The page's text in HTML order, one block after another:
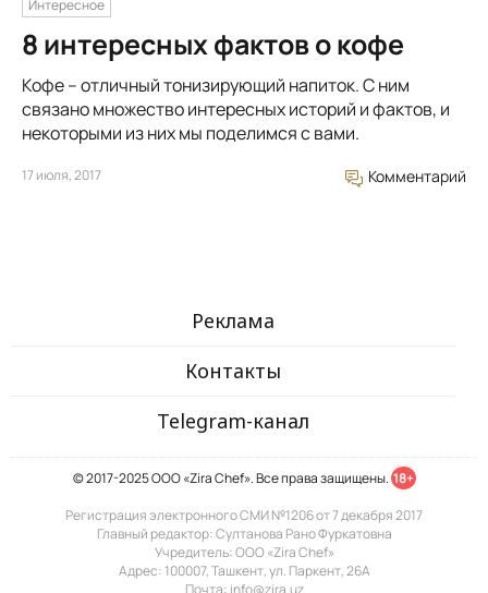
Интересное
8 интересных фактов о кофе
Кофе – отличный тонизирующий напиток. С ним
связано множество интересных историй и фактов, и
некоторыми из них мы поделимся с вами.
17 июля, 2017 Комментарий
Реклама
Контакты
Telegram-канал
© 2017-2025 ООО «Zira Chef». Все права защищены. 18+
Регистрация электронного СМИ №1206 от 7 декабря 2017
Главный редактор: Султанова Рано Фуркатовна
Учредитель: ООО «Zira Chef»
Адрес: 100007, Ташкент, ул. Паркент, 26А
Почта: info@zira.uz